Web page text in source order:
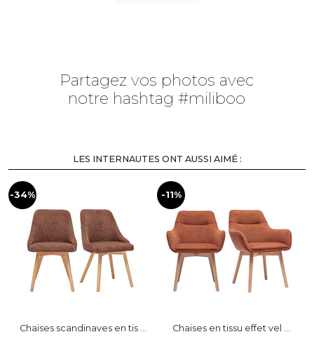
Partagez vos photos avec
notre hashtag #miliboo
LES INTERNAUTES ONT AUSSI AIMÉ :
-34%
Chaises scandinaves en tis ...
-11%
Chaises en tissu effet vel ...